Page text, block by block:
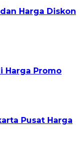
Harga Diskon
Harga Promo
Pusat Harga